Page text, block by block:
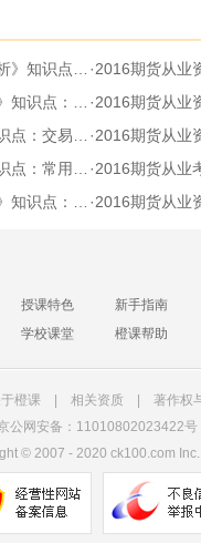
：统计分析 ·2016期货从业资
价格共振 ·2016期货从业资
所风险管理 ·2016期货从业资
用交易指令 ·2016期货从业
点：开户 ·2016期货从业资
授课特色
新手指南
学校课堂 橙课帮助
橙课| 相关资质
著作权
公网安备：11010802023422号
©2007 - 2020 ck100.com